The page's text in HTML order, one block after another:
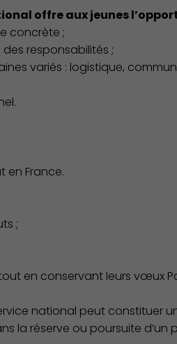
offre aux jeunes
concrète ;
responsabilités ;
variés : logistique,
en France.
;
en conservant leurs vœux
national peut constituer
la réserve ou poursuite d’un